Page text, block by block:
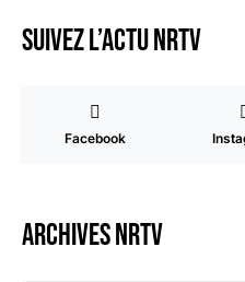
Suivez l’actu NRTV
Facebook
Archives NRTV